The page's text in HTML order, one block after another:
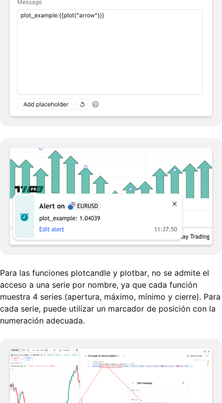
Para las funciones plotcandle y plotbar, no se admite el
acceso a una serie por nombre, ya que cada función
muestra 4 series (apertura, máximo, mínimo y cierre). Para
cada serie, puede utilizar un marcador de posición con la
numeración adecuada.